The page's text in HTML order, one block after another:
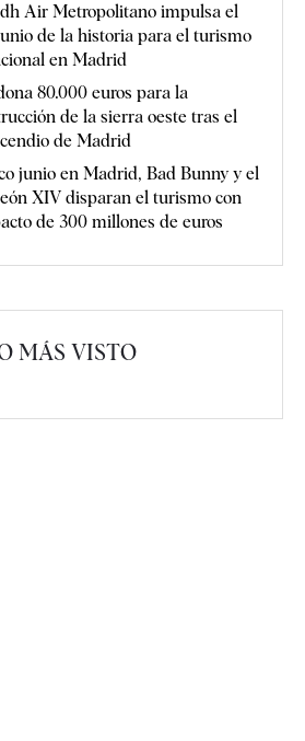
Air Metropolitano impulsa el
de la historia para el turismo
en Madrid
80.000 euros para la
de la sierra oeste tras el
de Madrid
junio en Madrid, Bad Bunny y el
XIV disparan el turismo con
de 300 millones de euros
MÁS VISTO